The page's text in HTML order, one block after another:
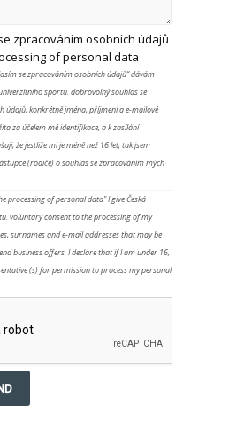
zpracováním osobních údajů
of personal data
se zpracováním osobních údajů“ dávám
sportu. dobrovolný souhlas se
údajů, konkrétně jména, příjmení a e-mailové
za účelem mé identifikace, a k zasílání
že jestliže mi je méně než 16 let, tak jsem
(rodiče) o souhlas se zpracováním mých
processing of personal data" I give Česká
voluntary consent to the processing of my
surnames and e-mail addresses that may be
business offers. I declare that if I am under 16,
(s) for permission to process my personal